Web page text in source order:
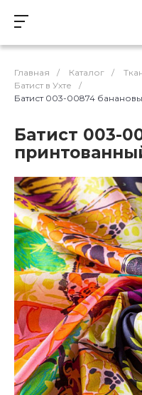
Главная / Каталог /
Батист в Ухте
/
Батист 003-00874
Батист 003-